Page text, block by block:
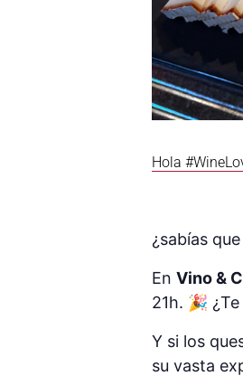
Hola
¿sabías
En Vino &
21h. 🎉
Y si los
su vasta